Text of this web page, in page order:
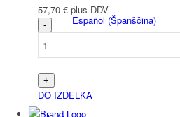
Español (Španščina)
57,70 € plus DDV
DO IZDELKA